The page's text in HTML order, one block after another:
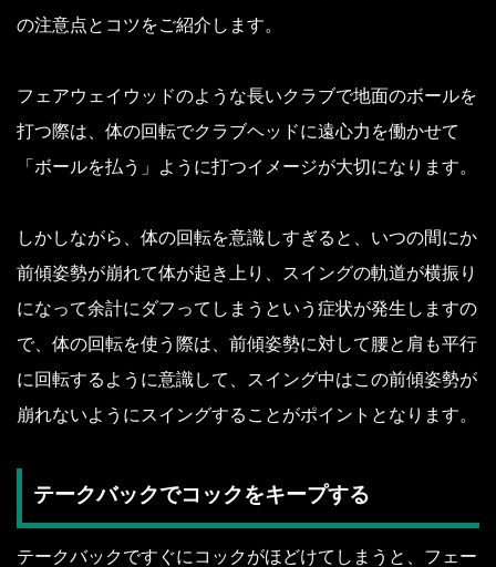
の注意点とコツをご紹介します。
フェアウェイウッドのような長いクラブで地面のボールを
打つ際は、体の回転でクラブヘッドに遠心力を働かせて
「ボールを払う」ように打つイメージが大切になります。
しかしながら、体の回転を意識しすぎると、いつの間にか
前傾姿勢が崩れて体が起き上り、スイングの軌道が横振り
になって余計にダフってしまうという症状が発生しますの
で、体の回転を使う際は、前傾姿勢に対して腰と肩も平行
に回転するように意識して、スイング中はこの前傾姿勢が
崩れないようにスイングすることがポイントとなります。
テークバックでコックをキープする
テークバックですぐにコックがほどけてしまうと、フェー